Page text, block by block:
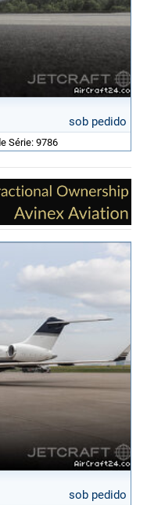
sob pedido
Série: 9786
sob pedido